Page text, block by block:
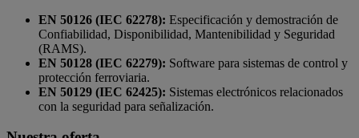
EN 50126 (IEC 62278): Especificación y demostración de
Confiabilidad, Disponibilidad, Mantenibilidad y Seguridad
(RAMS).
EN 50128 (IEC 62279): Software para sistemas de control y
protección ferroviaria.
EN 50129 (IEC 62425): Sistemas electrónicos relacionados
con la seguridad para señalización.